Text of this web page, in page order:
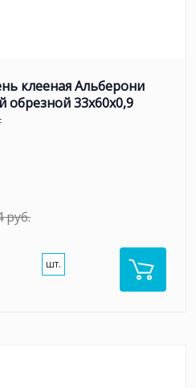
клееная Альберони
33x60x0,9
руб.
шт.